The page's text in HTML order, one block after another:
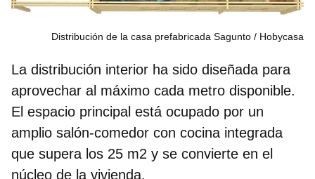
Distribución de la casa prefabricada Sagunto Hobycasa
La distribución interior ha sido diseñada para
aprovechar al máximo cada metro disponible.
El espacio principal está ocupado por un
amplio salón-comedor con cocina integrada
que supera los 25 m2 y se convierte en el
núcleo de la vivienda.